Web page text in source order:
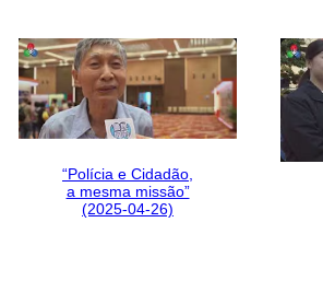
“Polícia e Cidadão,
a mesma missão”
(2025-04-26)